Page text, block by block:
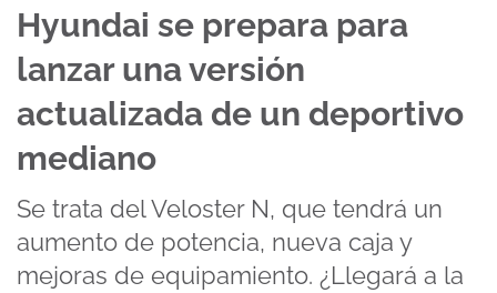
Hyundai se prepara para
lanzar una versión
actualizada de un deportivo
mediano
Se trata del Veloster N, que tendrá un
aumento de potencia, nueva caja y
mejoras de equipamiento. ¿Llegará a la